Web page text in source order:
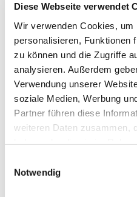
Diese Webseite verwendet
Wir verwenden Cookies, um
personalisieren, Funktionen
zu können und die Zugriffe
analysieren. Außerdem
Verwendung unserer
soziale Medien, Werbung
Partner führen diese
weiteren Daten zusammen,
Notwendig
Dies könnte